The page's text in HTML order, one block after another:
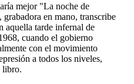
mejor "La noche de
en mano, transcribe
aquella tarde infernal de
cuando el gobierno
con el movimiento
a todos los niveles,
libro.